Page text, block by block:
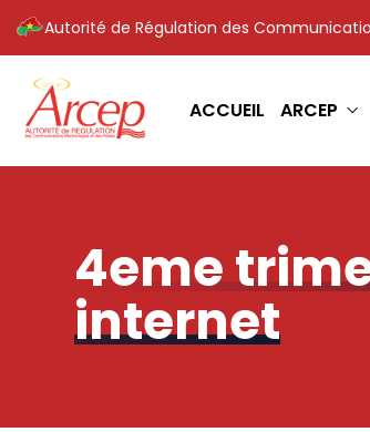
Autorité de Régulation des
ACCUEIL ARCEP
4eme
internet